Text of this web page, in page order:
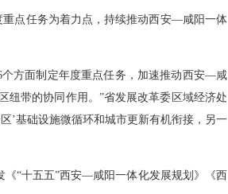
点任务为着力点，持续推动西安—咸阳一体
方面制定年度重点任务，加速推动西安—咸
纽带的协同作用。”省发展改革委区域经济处
’基础设施微循环和城市更新有机衔接，另一
“十五五”西安—咸阳一体化发展规划》《西